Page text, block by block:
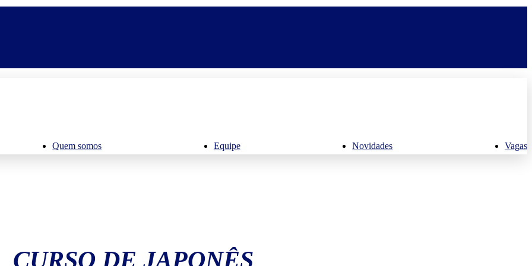
Quem somos Equipe Novidades Vagas
CURSO DE JAPONÊS